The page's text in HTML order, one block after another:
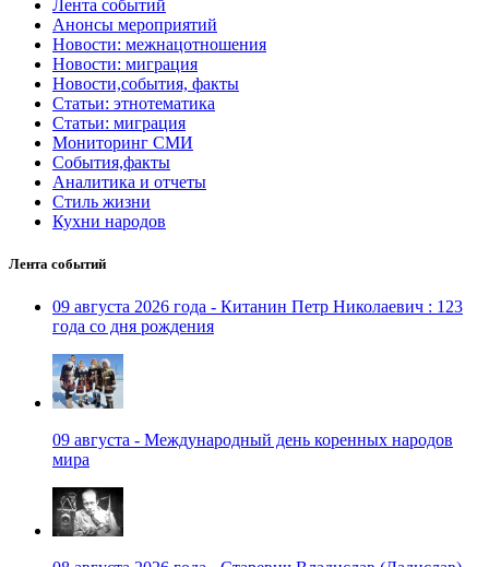
Лента событий
Анонсы мероприятий
Новости: межнацотношения
Новости: миграция
Новости,события, факты
Статьи: этнотематика
Статьи: миграция
Мониторинг СМИ
События,факты
Аналитика и отчеты
Стиль жизни
Кухни народов
Лента событий
09 августа 2026 года - Китанин Петр Николаевич : 123
года со дня рождения
09 августа - Международный день коренных народов
мира